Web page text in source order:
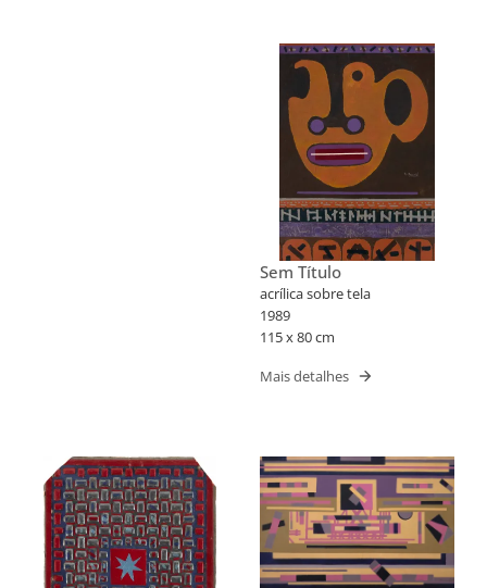
Sem Título
acrílica sobre tela
1989
115 x 80 cm
Mais detalhes